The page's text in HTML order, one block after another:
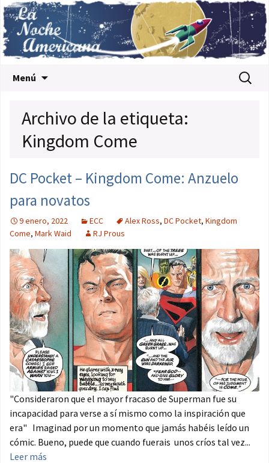
Menú Buscar:
Archivo de la etiqueta:
Kingdom Come
DC Pocket – Kingdom Come: Anzuelo
para novatos
9 enero, 2022 ECC Alex Ross, DC Pocket, Kingdom
Come, Mark Waid RJ Prous
"Consideraron que el mayor fracaso de Superman fue su
incapacidad para verse a sí mismo como la inspiración que
era" Imaginad por un momento que jamás habéis leído un
cómic. Bueno, puede que cuando fuerais unos críos tal vez...
Leer más